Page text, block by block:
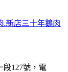
.新店三十年鵝肉
段127號，電